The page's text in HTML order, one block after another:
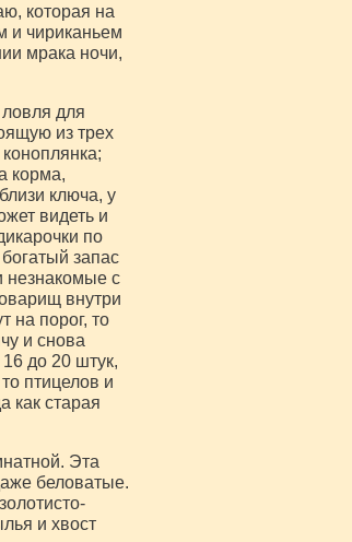
которая на
и чириканьем
мрака ночи,
для
из трех
корма,
ключа, у
видеть и
по
запас
незнакомые с
внутри
на порог, то
и снова
до 20 штук,
птицелов и
как старая
Эта
беловатые.
и хвост